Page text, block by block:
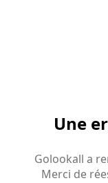
Une
Golookall a
Merci de